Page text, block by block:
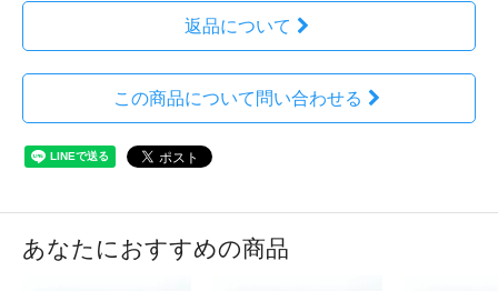
返品について
この商品について問い合わせる
あなたにおすすめの商品